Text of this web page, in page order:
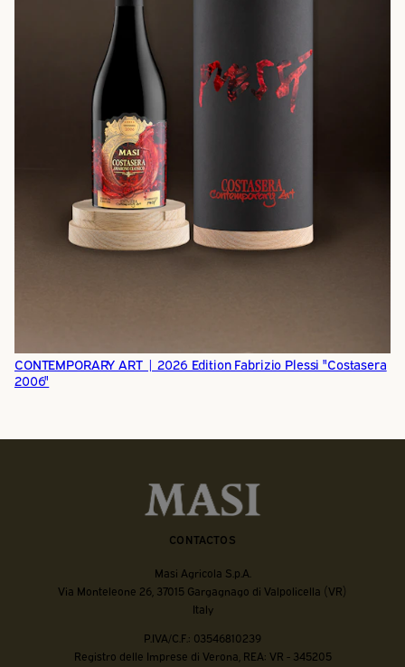
CONTEMPORARY ART | 2026 Edition Fabrizio Plessi "Costasera
2006"
CONTACTOS
Masi Agricola S.p.A.
Via Monteleone 26, 37015 Gargagnago di Valpolicella (VR)
Italy
P.IVA/C.F.: 03546810239
Registro delle Imprese di Verona, REA: VR - 345205